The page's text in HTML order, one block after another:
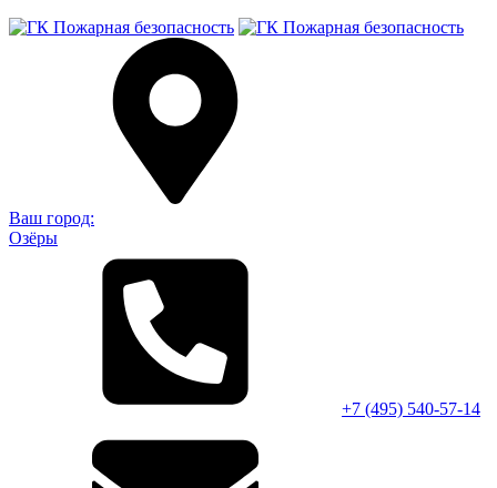
Ваш город:
Озёры
+7 (495) 540-57-14